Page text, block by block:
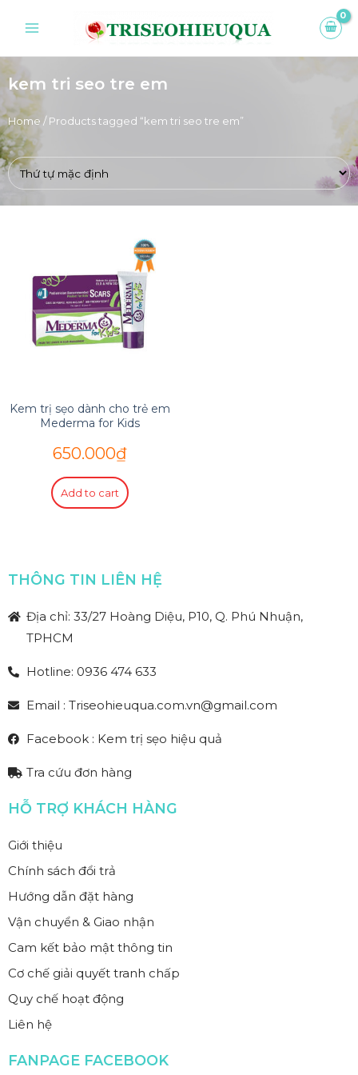
kem tri seo tre em
Home / Products tagged “kem tri seo tre em”
Kem trị sẹo dành cho trẻ em
Mederma for Kids
650.000₫
Add to cart
THÔNG TIN LIÊN HỆ
Địa chỉ: 33/27 Hoàng Diệu, P10, Q. Phú Nhuận,
TPHCM
Hotline: 0936 474 633
Email : Triseohieuqua.com.vn@gmail.com
Facebook : Kem trị sẹo hiệu quả
Tra cứu đơn hàng
HỖ TRỢ KHÁCH HÀNG
Giới thiệu
Chính sách đổi trả
Hướng dẫn đặt hàng
Vận chuyển & Giao nhận
Cam kết bảo mật thông tin
Cơ chế giải quyết tranh chấp
Quy chế hoạt động
Liên hệ
FANPAGE FACEBOOK